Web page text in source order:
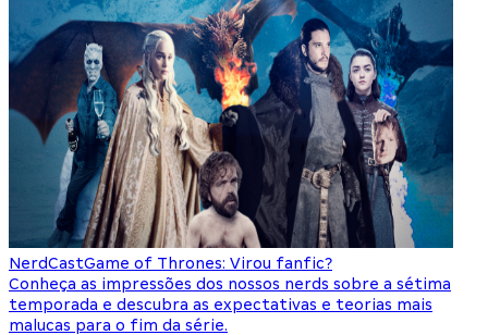
NerdCastGame of Thrones: Virou fanfic?
Conheça as impressões dos nossos nerds sobre a sétima
temporada e descubra as expectativas e teorias mais
malucas para o fim da série.